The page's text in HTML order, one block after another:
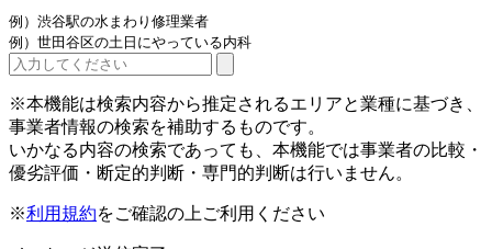
例）渋谷駅の水まわり修理業者
例）世田谷区の土日にやっている内科
※本機能は検索内容から推定されるエリアと業種に基づき、
事業者情報の検索を補助するものです。
いかなる内容の検索であっても、本機能では事業者の比較・
優劣評価・断定的判断・専門的判断は行いません。
※利用規約をご確認の上ご利用ください